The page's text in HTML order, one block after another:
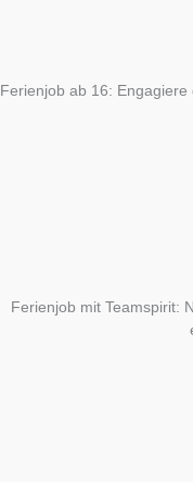
Ferienjob ab 16:
Ferienjob mit Teamspirit: